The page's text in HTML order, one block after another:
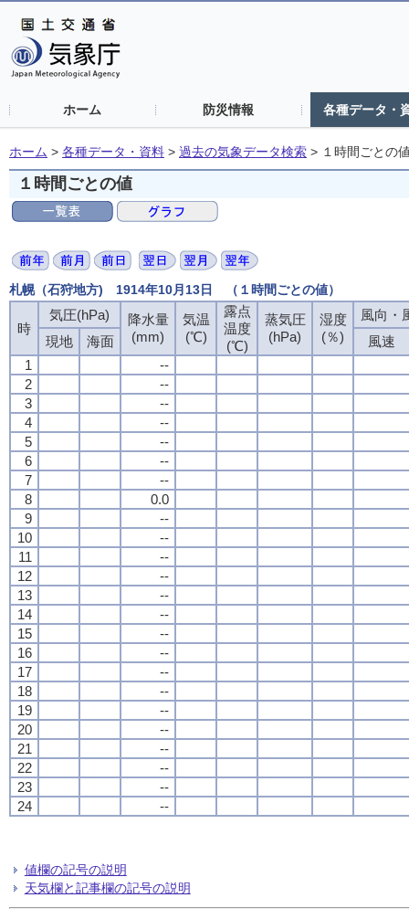
ホーム 防災情報 各種データ・
ホーム > 各種データ・資料 > 過去の気象データ検索 > １時間ごとの
１時間ごとの値
札幌（石狩地方) 1914年10月13日 （１時間ごとの値）
時
気圧(hPa)
降水量
(mm)
気温
(℃)
露点
温度
(℃)
蒸気圧
(hPa)
湿度
(％)
風向・
現地
海面
風速
1
--
2
--
3
--
4
--
5
--
6
--
7
--
8
0.0
9
--
10
--
11
--
12
--
13
--
14
--
15
--
16
--
17
--
18
--
19
--
20
--
21
--
22
--
23
--
24
--
値欄の記号の説明
天気欄と記事欄の記号の説明